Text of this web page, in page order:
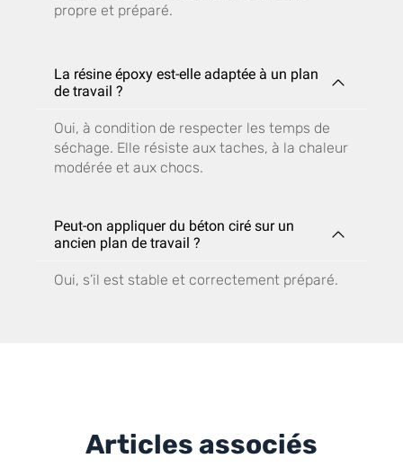
propre et préparé.
La résine époxy est-elle adaptée à un plan
de travail ?
Oui, à condition de respecter les temps de
séchage. Elle résiste aux taches, à la chaleur
modérée et aux chocs.
Peut-on appliquer du béton ciré sur un
ancien plan de travail ?
Oui, s’il est stable et correctement préparé.
Articles associés